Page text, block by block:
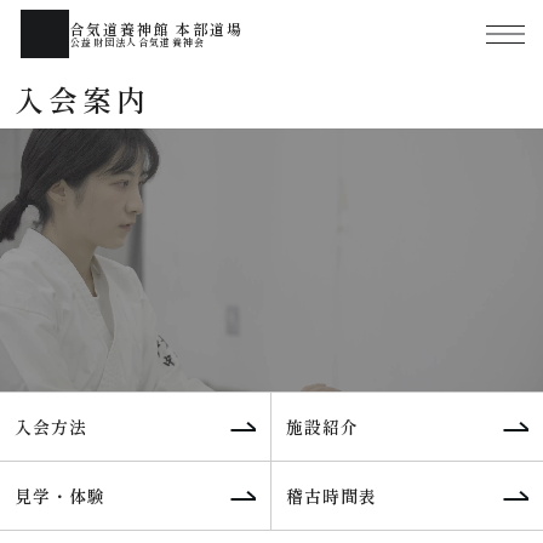
合気道養神館 本部道場
公益財団法人合気道養神会
入会案内
入会方法 施設紹介
見学・体験 稽古時間表